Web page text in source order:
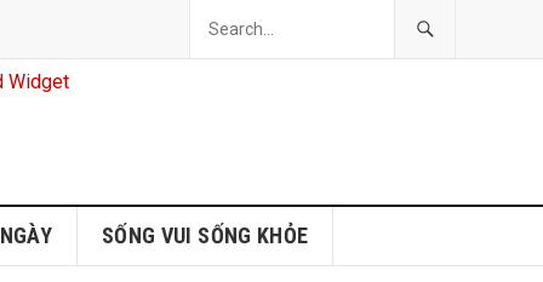
SỐNG VUI SỐNG KHỎE